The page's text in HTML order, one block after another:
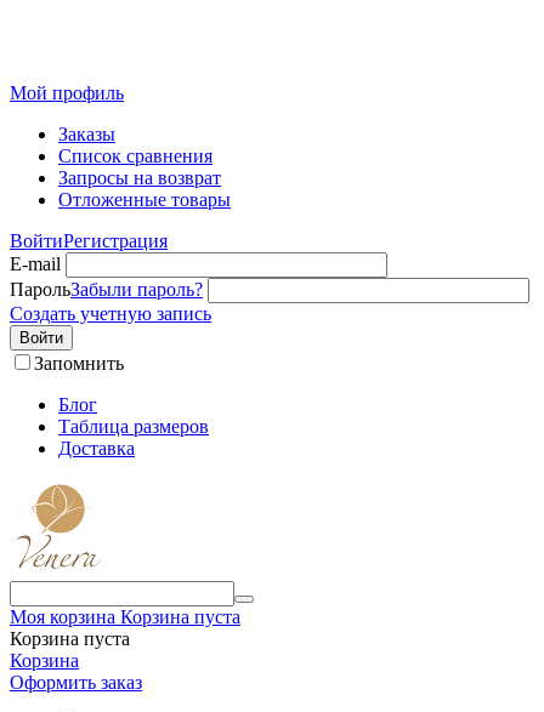
Мой профиль
Заказы
Список сравнения
Запросы на возврат
Отложенные товары
ВойтиРегистрация
E-mail
ПарольЗабыли пароль?
Создать учетную запись
Войти
Запомнить
Блог
Таблица размеров
Доставка
Моя корзина Корзина пуста
Корзина пуста
Корзина
Оформить заказ